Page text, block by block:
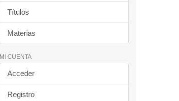
Títulos
Materias
MI CUENTA
Acceder
Registro